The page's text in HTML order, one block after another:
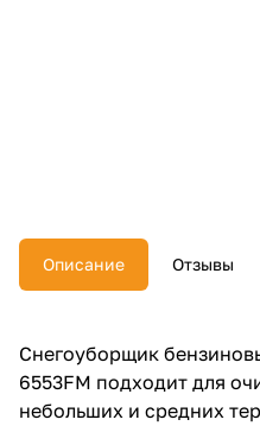
Описание Отзывы
Снегоуборщик
6553FM подходит для
небольших и средних
недели